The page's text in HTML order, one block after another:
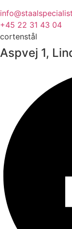
+45 22 31 43 04
cortenstål
Aspvej 1,